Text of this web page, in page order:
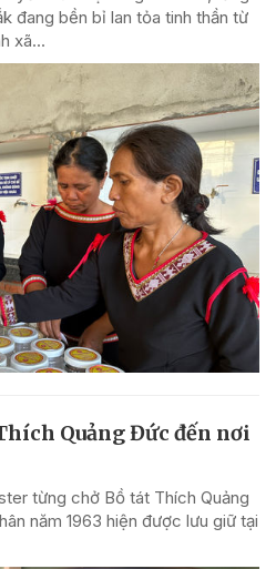
đang bền bỉ lan tỏa tinh thần từ
xã...
Quảng Đức đến nơi
từng chở Bồ tát Thích Quảng
năm 1963 hiện được lưu giữ tại